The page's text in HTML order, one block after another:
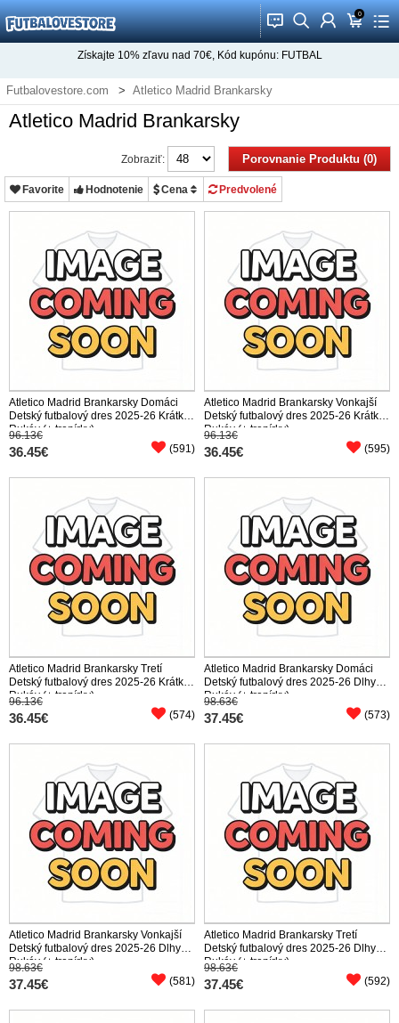
󰂱 󰂨 󰃳 0
󰃦 󰃖
Získajte 10%zľavu nad 70€, Kód kupónu: FUTBAL
Futbalovestore.com Atletico Madrid Brankarsky
Atletico Madrid Brankarsky
Porovnanie Produktu (0)
Zobraziť:
Favorite Hodnotenie Cena Predvolené
Atletico Madrid Brankarsky Domáci
Detský futbalový dres 2025-26 Krátky
Rukáv (+ trenírky)
96.13€
36.45€ (591)
Atletico Madrid Brankarsky Vonkajší
Detský futbalový dres 2025-26 Krátky
Rukáv (+ trenírky)
96.13€
36.45€ (595)
Atletico Madrid Brankarsky Tretí
Detský futbalový dres 2025-26 Krátky
Rukáv (+ trenírky)
96.13€
36.45€ (574)
Atletico Madrid Brankarsky Domáci
Detský futbalový dres 2025-26 Dlhy
Rukáv (+ trenírky)
98.63€
37.45€ (573)
Atletico Madrid Brankarsky Vonkajší
Detský futbalový dres 2025-26 Dlhy
Rukáv (+ trenírky)
98.63€
37.45€ (581)
Atletico Madrid Brankarsky Tretí
Detský futbalový dres 2025-26 Dlhy
Rukáv (+ trenírky)
98.63€
37.45€ (592)